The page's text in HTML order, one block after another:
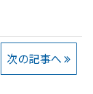
次の記事へ